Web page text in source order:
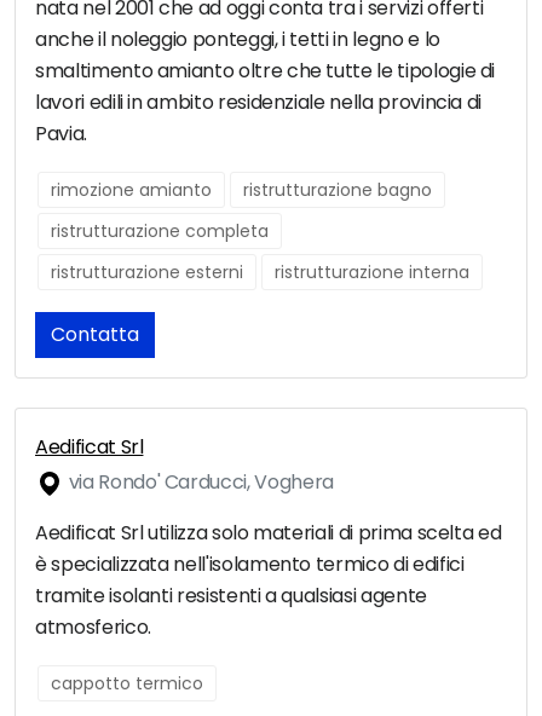
nata nel 2001 che ad oggi conta tra i servizi offerti
anche il noleggio ponteggi, i tetti in legno e lo
smaltimento amianto oltre che tutte le tipologie di
lavori edili in ambito residenziale nella provincia di
Pavia.
rimozione amianto
ristrutturazione bagno
ristrutturazione completa
ristrutturazione esterni
ristrutturazione interna
Contatta
Aedificat Srl
via Rondo' Carducci, Voghera
Aedificat Srl utilizza solo materiali di prima scelta ed
è specializzata nell'isolamento termico di edifici
tramite isolanti resistenti a qualsiasi agente
atmosferico.
cappotto termico